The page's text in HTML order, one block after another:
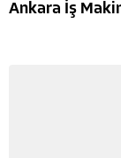
Ankara İş